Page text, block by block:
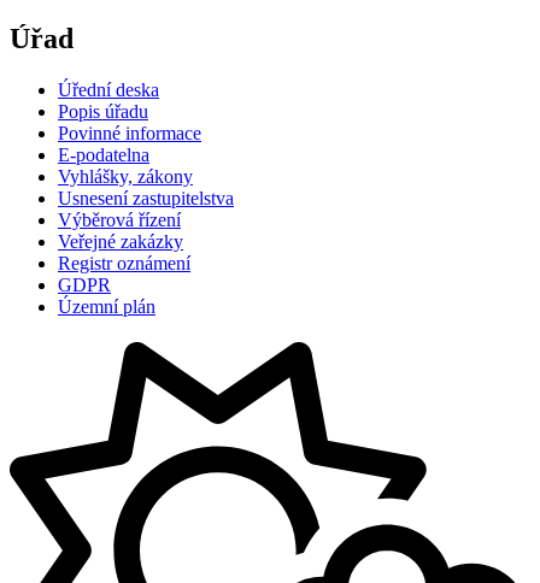
Úřad
Úřední deska
Popis úřadu
Povinné informace
E-podatelna
Vyhlášky, zákony
Usnesení zastupitelstva
Výběrová řízení
Veřejné zakázky
Registr oznámení
GDPR
Územní plán